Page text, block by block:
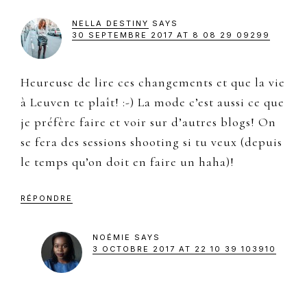
NELLA DESTINY SAYS
30 SEPTEMBRE 2017 AT 8 08 29 09299
Heureuse de lire ces changements et que la vie
à Leuven te plaît! :-) La mode c’est aussi ce que
je préfère faire et voir sur d’autres blogs! On
se fera des sessions shooting si tu veux (depuis
le temps qu’on doit en faire un haha)!
RÉPONDRE
NOÉMIE
SAYS
3 OCTOBRE 2017 AT 22 10 39 103910